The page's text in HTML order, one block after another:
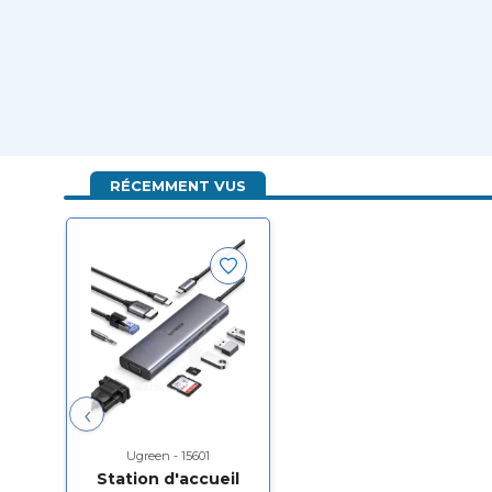
Prise audio 3,5 mm pour casque ou haut-parleurs
Design compact et pratique pour une utilisation
RÉCEMMENT VUS
‹
Ugreen - 15601
Station d'accueil